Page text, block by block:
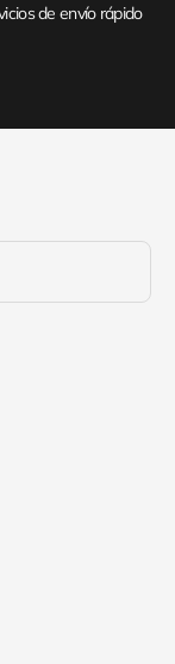
de envío rápido